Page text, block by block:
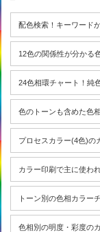
配色検索！キーワード
12色の関係性が分かる
24色相環チャート！純
色のトーンも含めた色
プロセスカラー(4色)の
カラー印刷で主に使わ
トーン別の色相カラー
色相別の明度・彩度の